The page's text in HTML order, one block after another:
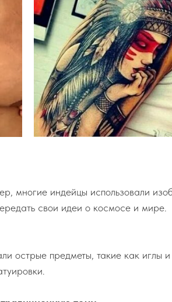
индейцы использовали
свои идеи о космосе и мире.
острые предметы, такие как иглы